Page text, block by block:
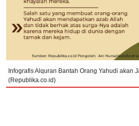
Infografis Alquran Bantah Orang Yahudi akan
(Republika.co.id)